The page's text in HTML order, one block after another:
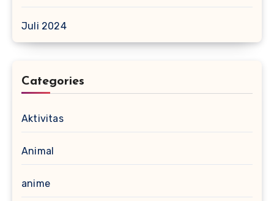
Juli 2024
Categories
Aktivitas
Animal
anime